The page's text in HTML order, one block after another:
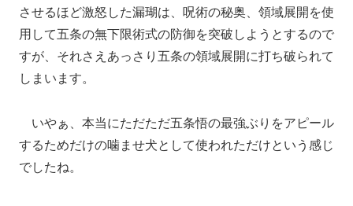
させるほど激怒した漏瑚は、呪術の秘奥、領域展開を使
用して五条の無下限術式の防御を突破しようとするので
すが、それさえあっさり五条の領域展開に打ち破られて
しまいます。
いやぁ、本当にただただ五条悟の最強ぶりをアピール
するためだけの噛ませ犬として使われただけという感じ
でしたね。